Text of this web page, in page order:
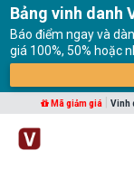
Bảng vinh danh
Báo điểm ngay và
giá 100%, 50% hoặc
Mã giảm giá Vinh